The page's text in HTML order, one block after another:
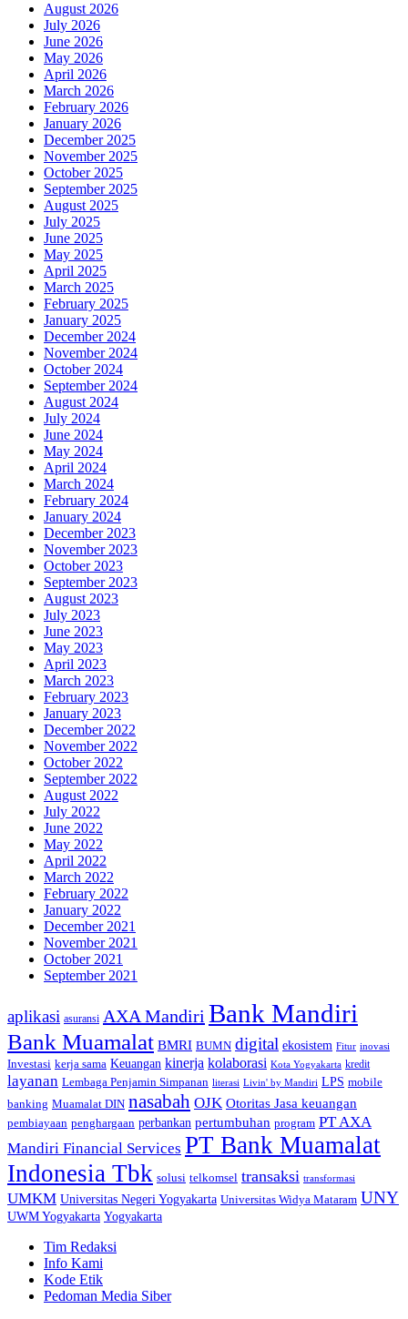
August 2026
July 2026
June 2026
May 2026
April 2026
March 2026
February 2026
January 2026
December 2025
November 2025
October 2025
September 2025
August 2025
July 2025
June 2025
May 2025
April 2025
March 2025
February 2025
January 2025
December 2024
November 2024
October 2024
September 2024
August 2024
July 2024
June 2024
May 2024
April 2024
March 2024
February 2024
January 2024
December 2023
November 2023
October 2023
September 2023
August 2023
July 2023
June 2023
May 2023
April 2023
March 2023
February 2023
January 2023
December 2022
November 2022
October 2022
September 2022
August 2022
July 2022
June 2022
May 2022
April 2022
March 2022
February 2022
January 2022
December 2021
November 2021
October 2021
September 2021
aplikasi asuransi AXA Mandiri Bank Mandiri
Bank Muamalat BMRI BUMN digital ekosistem Fitur inovasi
Investasi kerja sama Keuangan kinerja kolaborasi Kota Yogyakarta kredit
layanan Lembaga Penjamin Simpanan literasi Livin' by Mandiri LPS mobile
banking Muamalat DIN nasabah OJK Otoritas Jasa keuangan
pembiayaan penghargaan perbankan pertumbuhan program PT AXA
Mandiri Financial Services PT Bank Muamalat
Indonesia Tbk solusi telkomsel transaksi transformasi
UMKM Universitas Negeri Yogyakarta Universitas Widya Mataram UNY
UWM Yogyakarta Yogyakarta
Tim Redaksi
Info Kami
Kode Etik
Pedoman Media Siber